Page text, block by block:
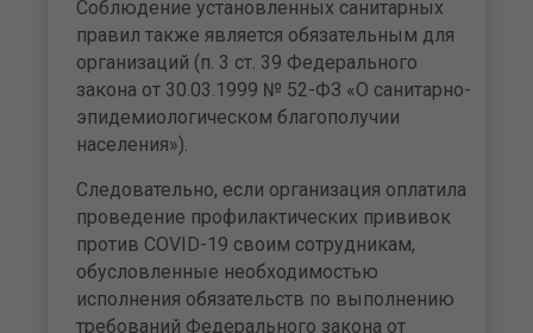
Соблюдение установленных санитарных
правил также является обязательным для
организаций (п. 3 ст. 39 Федерального
закона от 30.03.1999 № 52-ФЗ «О санитарно-
эпидемиологическом благополучии
населения»).
Следовательно, если организация оплатила
проведение профилактических прививок
против COVID-19 своим сотрудникам,
обусловленные необходимостью
исполнения обязательств по выполнению
требований Федерального закона от